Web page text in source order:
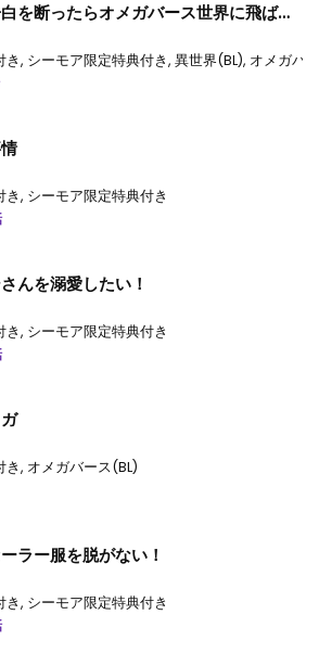
を断ったらオメガバース世界に飛ばさ
き, シーモア限定特典付き, 異世界(BL), オメガバ
き, シーモア限定特典付き
んを溺愛したい！
き, シーモア限定特典付き
き, オメガバース(BL)
ラー服を脱がない！
き, シーモア限定特典付き